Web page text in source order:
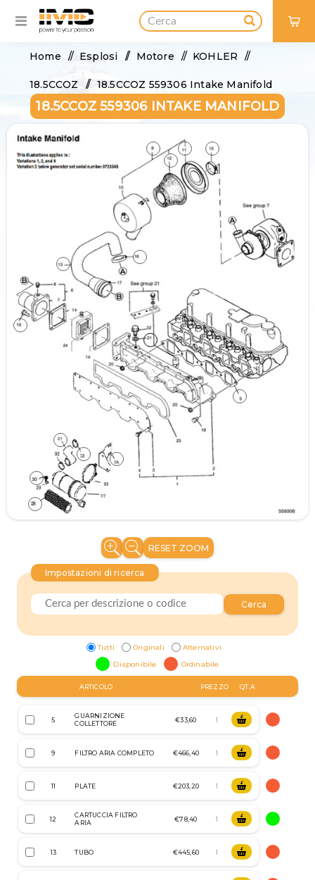
Home / Esplosi / Motore / KOHLER /
18.5CCOZ / 18.5CCOZ 559306 Intake Manifold
18.5CCOZ 559306 INTAKE MANIFOLD
RESET ZOOM
Cerca
Impostazioni di ricerca
Tutti Originali
Alternativi
Disponibile
Ordinabile
ARTICOLO PREZZO QT.A
5
GUARNIZIONE
COLLETTORE
€33,60
9 FILTRO ARIA COMPLETO €466,40
11 PLATE €203,20
12
CARTUCCIA FILTRO
ARIA
€78,40
13 TUBO €445,60